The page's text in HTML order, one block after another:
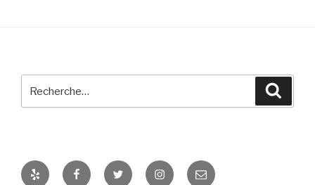
Yelp FacebookTwitter Instagram
E-